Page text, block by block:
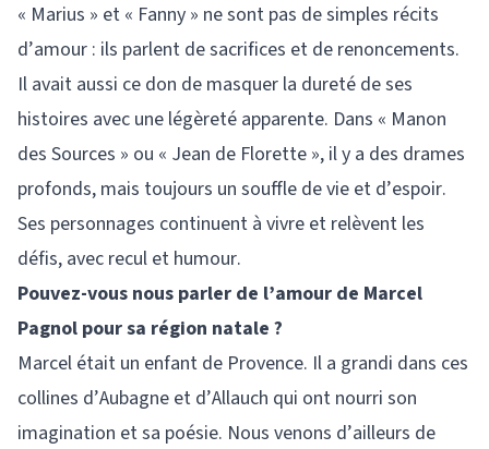
« Marius » et « Fanny » ne sont pas de simples récits
d’amour : ils parlent de sacrifices et de renoncements.
Il avait aussi ce don de masquer la dureté de ses
histoires avec une légèreté apparente. Dans « Manon
des Sources » ou « Jean de Florette », il y a des drames
profonds, mais toujours un souffle de vie et d’espoir.
Ses personnages continuent à vivre et relèvent les
défis, avec recul et humour.
Pouvez-vous nous parler de l’amour de Marcel
Pagnol pour sa région natale ?
Marcel était un enfant de Provence. Il a grandi dans ces
collines d’Aubagne et d’Allauch qui ont nourri son
imagination et sa poésie. Nous venons d’ailleurs de